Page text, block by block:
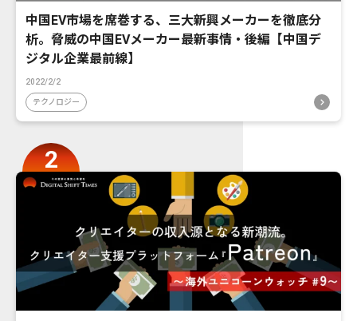
中国EV市場を席巻する、三大新興メーカーを徹底分
析。脅威の中国EVメーカー最新事情・後編【中国デ
ジタル企業最前線】
2022/2/2
テクノロジー